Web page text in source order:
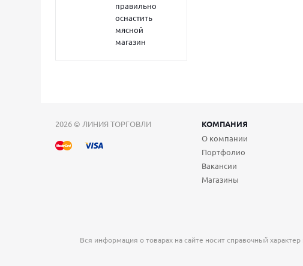
правильно
оснастить
мясной
магазин
2026 © ЛИНИЯ ТОРГОВЛИ КОМПАНИЯ
О компании
Портфолио
Вакансии
Магазины
Вся информация о товарах на сайте носит справочный